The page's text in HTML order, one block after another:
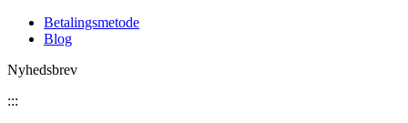
Betalingsmetode
Blog
Nyhedsbrev
:::